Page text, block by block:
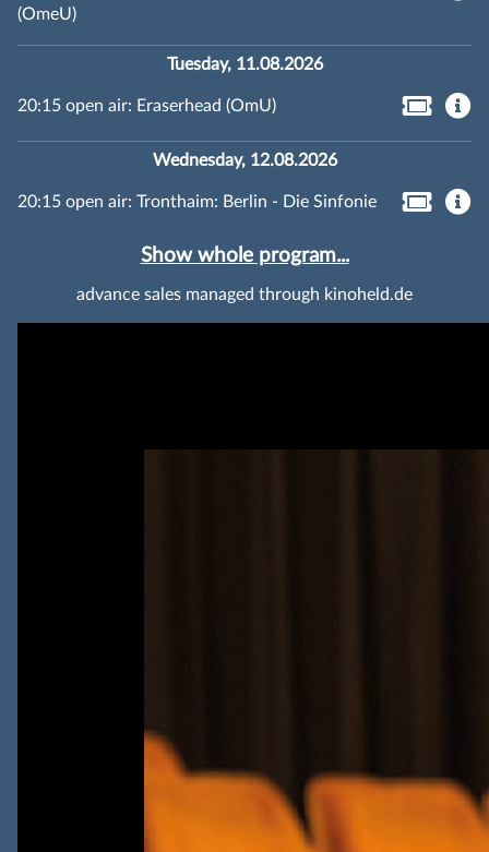
(OmeU)
Tuesday, 11.08.2026
20:15 open air: Eraserhead (OmU)
Wednesday, 12.08.2026
20:15 open air: Tronthaim: Berlin - Die Sinfonie
Show whole program...
advance sales managed through kinoheld.de